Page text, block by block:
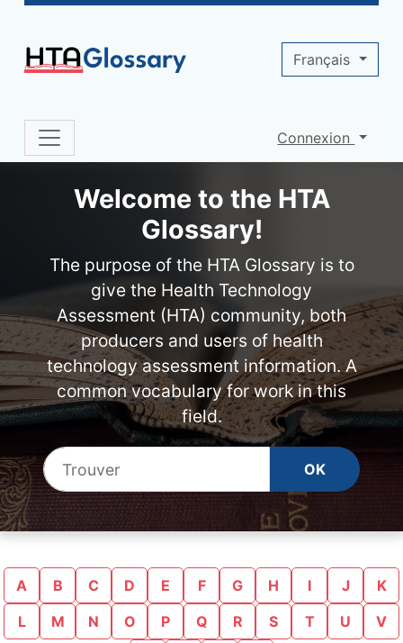
Welcome to the HTA
Glossary!
The purpose of the HTA Glossary is to
give the Health Technology
Assessment (HTA) community, both
producers and users of health
technology assessment information. A
common vocabulary for work in this
field.
Find
A B C D E F G H I J
K
L
M N O P Q R S T U
V
Site identity, navigation, etc.
Connexion
Français